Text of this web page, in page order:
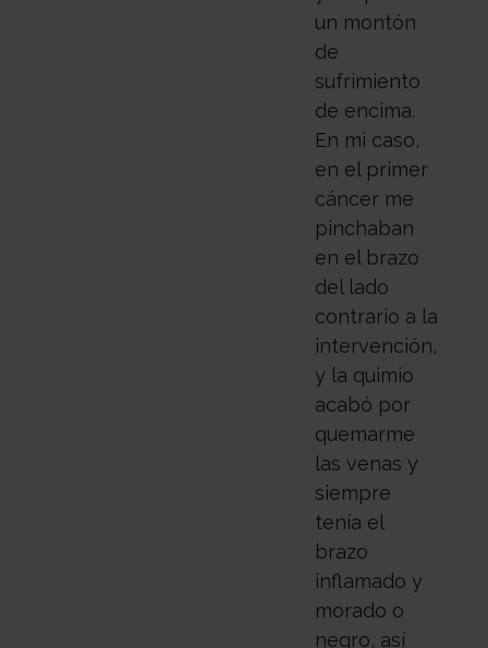
un montón
de
sufrimiento
de encima.
En mi caso,
en el primer
cáncer me
pinchaban
en el brazo
del lado
contrario a la
intervención,
y la quimio
acabó por
quemarme
las venas y
siempre
tenía el
brazo
inflamado y
morado o
negro, así